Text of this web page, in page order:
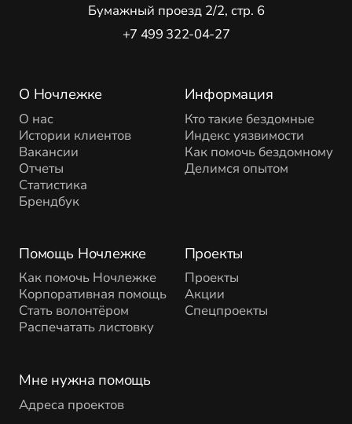
О Ночлежке
О нас
Истории клиентов
Вакансии
Отчеты
Статистика
Брендбук
Помощь Ночлежке
Как помочь Ночлежке
Корпоративная помощь
Стать волонтёром
Распечатать листовку
Проекты
Проекты
Акции
Спецпроекты
Информация
Кто такие бездомные
Индекс уязвимости
Как помочь бездомному
Делимся опытом
Мне нужна помощь
Адреса проектов
Бумажный проезд 2/2, стр. 6
+7 499 322-04-27